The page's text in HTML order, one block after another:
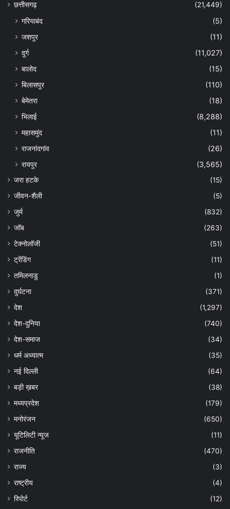
छत्तीसगढ़
(21,449)
गरियाबंद
(5)
जशपुर
(11)
दुर्ग
(11,027)
बालोद
(15)
बिलासपुर
(110)
बेमेतरा
(18)
भिलाई
(8,288)
महासमुंद
(11)
राजनांदगांव
(26)
रायपुर
(3,565)
जरा हटके
(15)
जीवन-शैली
(5)
जुर्म
(832)
जॉब
(263)
टेक्नोलॉजी
(51)
ट्रेंडिंग
(11)
तमिलनाडु
(1)
दुर्घटना
(371)
देश
(1,297)
देश-दुनिया
(740)
देश-समाज
(34)
धर्म अध्यात्म
(35)
नई दिल्ली
(64)
बड़ी ख़बर
(38)
मध्यप्रदेश
(179)
मनोरंजन
(650)
यूटिलिटी न्यूज
(11)
राजनीति
(470)
राज्य
(3)
राष्ट्रीय
(4)
रिपोर्ट
(12)